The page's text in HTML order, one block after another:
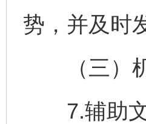
势，并及时
（三）机
7.辅助文